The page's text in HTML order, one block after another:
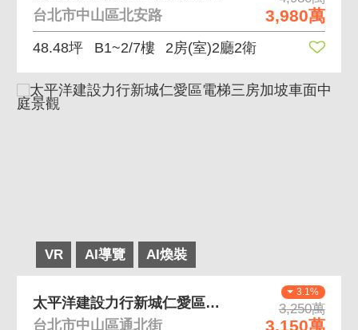
3,980萬
台北市中山區北安路
48.48坪 B1~2/7樓 2房(室)2廳2衛
VR AI導覽 AI煥裝
3.1%
3,250萬
3,150萬
太平洋建設力行新城仁愛區電梯三房加坡車面中庭景觀
台北市中山區通北街